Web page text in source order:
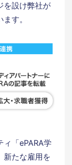
を設け弊社が
す。
ィ「ePARA学
新たな雇用を